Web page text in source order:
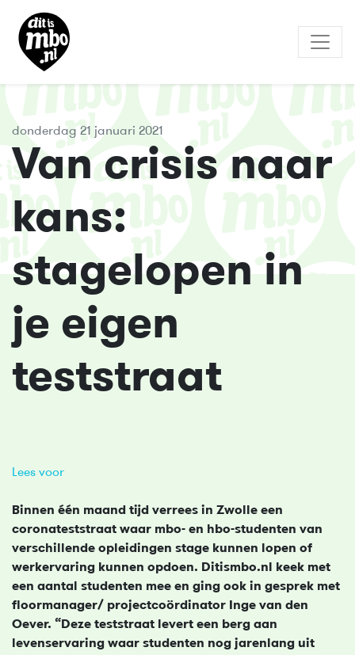
donderdag 21 januari 2021
Van crisis naar
kans:
stagelopen in
je eigen
teststraat
Lees voor
Binnen één maand tijd verrees in Zwolle een
coronateststraat waar mbo- en hbo-studenten van
verschillende opleidingen stage kunnen lopen of
werkervaring kunnen opdoen. Ditismbo.nl keek met
een aantal studenten mee en ging ook in gesprek met
floormanager/ projectcoördinator Inge van den
Oever. “Deze teststraat levert een berg aan
levenservaring waar studenten nog jarenlang uit